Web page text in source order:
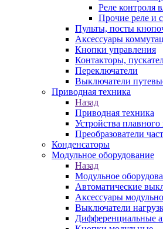
Реле контроля
Прочие реле и
Пульты, посты
Аксессуары
Кнопки управления
Контакторы,
Переключатели
Выключатели
Приводная техника
Назад
Приводная техника
Устройства плавного
Преобразователи
Конденсаторы
Модульное оборудование
Назад
Модульное
Автоматические
Аксессуары
Выключатели
Дифференциальные